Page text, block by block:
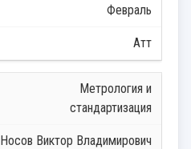
Февраль
Атт
Метрология и
стандартизация
Носов Виктор Владимирович